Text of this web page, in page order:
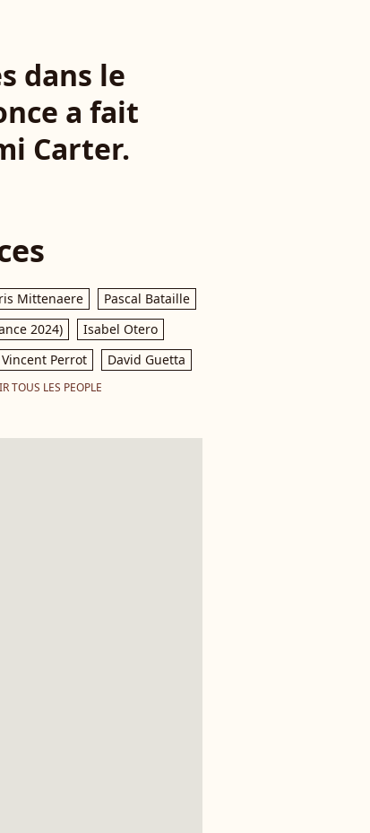
dans le
a fait
Carter.
Mittenaere
Pascal Bataille
2024)
Isabel Otero
Vincent Perrot David Guetta
TOUS LES PEOPLE